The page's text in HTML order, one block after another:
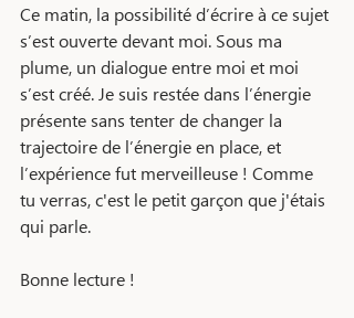
Ce matin, la possibilité d’écrire à ce sujet
s’est ouverte devant moi. Sous ma
plume, un dialogue entre moi et moi
s’est créé. Je suis restée dans l’énergie
présente sans tenter de changer la
trajectoire de l’énergie en place, et
l’expérience fut merveilleuse ! Comme
tu verras, c'est le petit garçon que j'étais
qui parle.
Bonne lecture !